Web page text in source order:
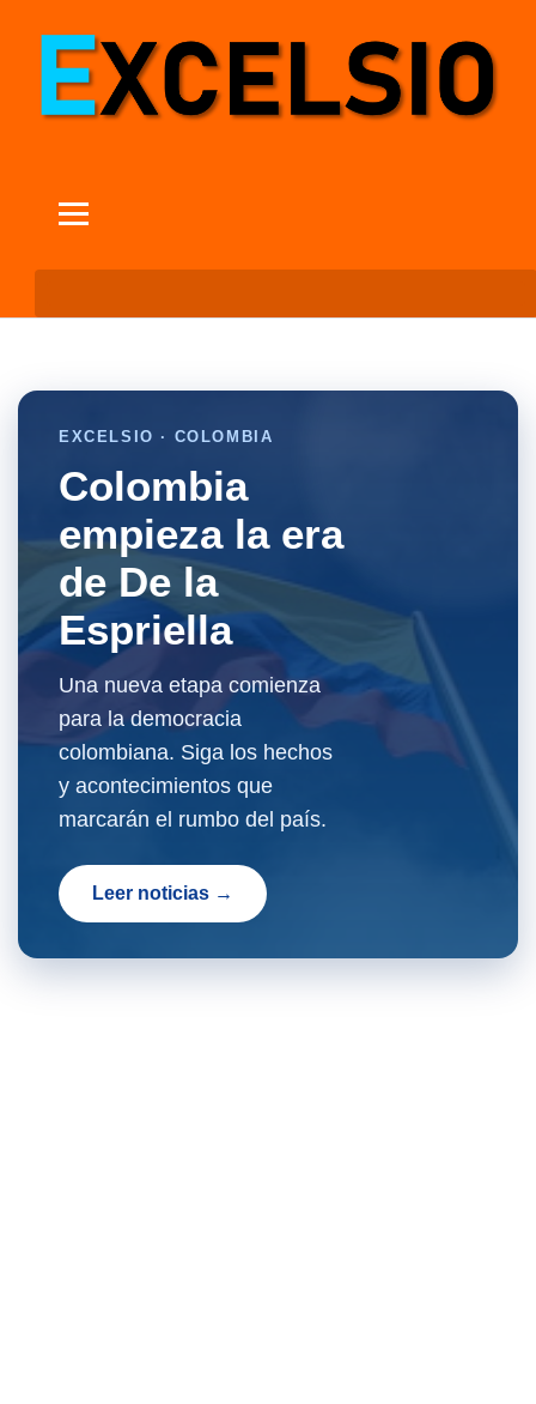
EXCELSIO · COLOMBIA
Colombia
empieza la era
de De la
Espriella
Una nueva etapa comienza
para la democracia
colombiana. Siga los hechos
y acontecimientos que
marcarán el rumbo del país.
Leer noticias →